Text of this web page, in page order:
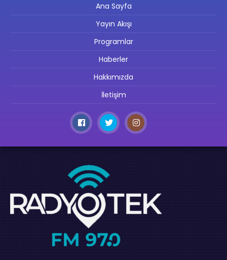
Ana Sayfa
Yayın Akışı
Programlar
Haberler
Hakkımızda
İletişim